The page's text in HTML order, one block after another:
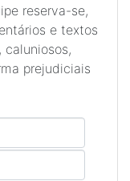
reserva-se,
e textos
caluniosos,
prejudiciais